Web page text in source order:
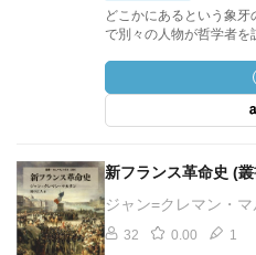
どこかにあるという象
で別々の人物が哲学者を
新フランス革命史 (
ジャン=クレマン・
32 0.00 1